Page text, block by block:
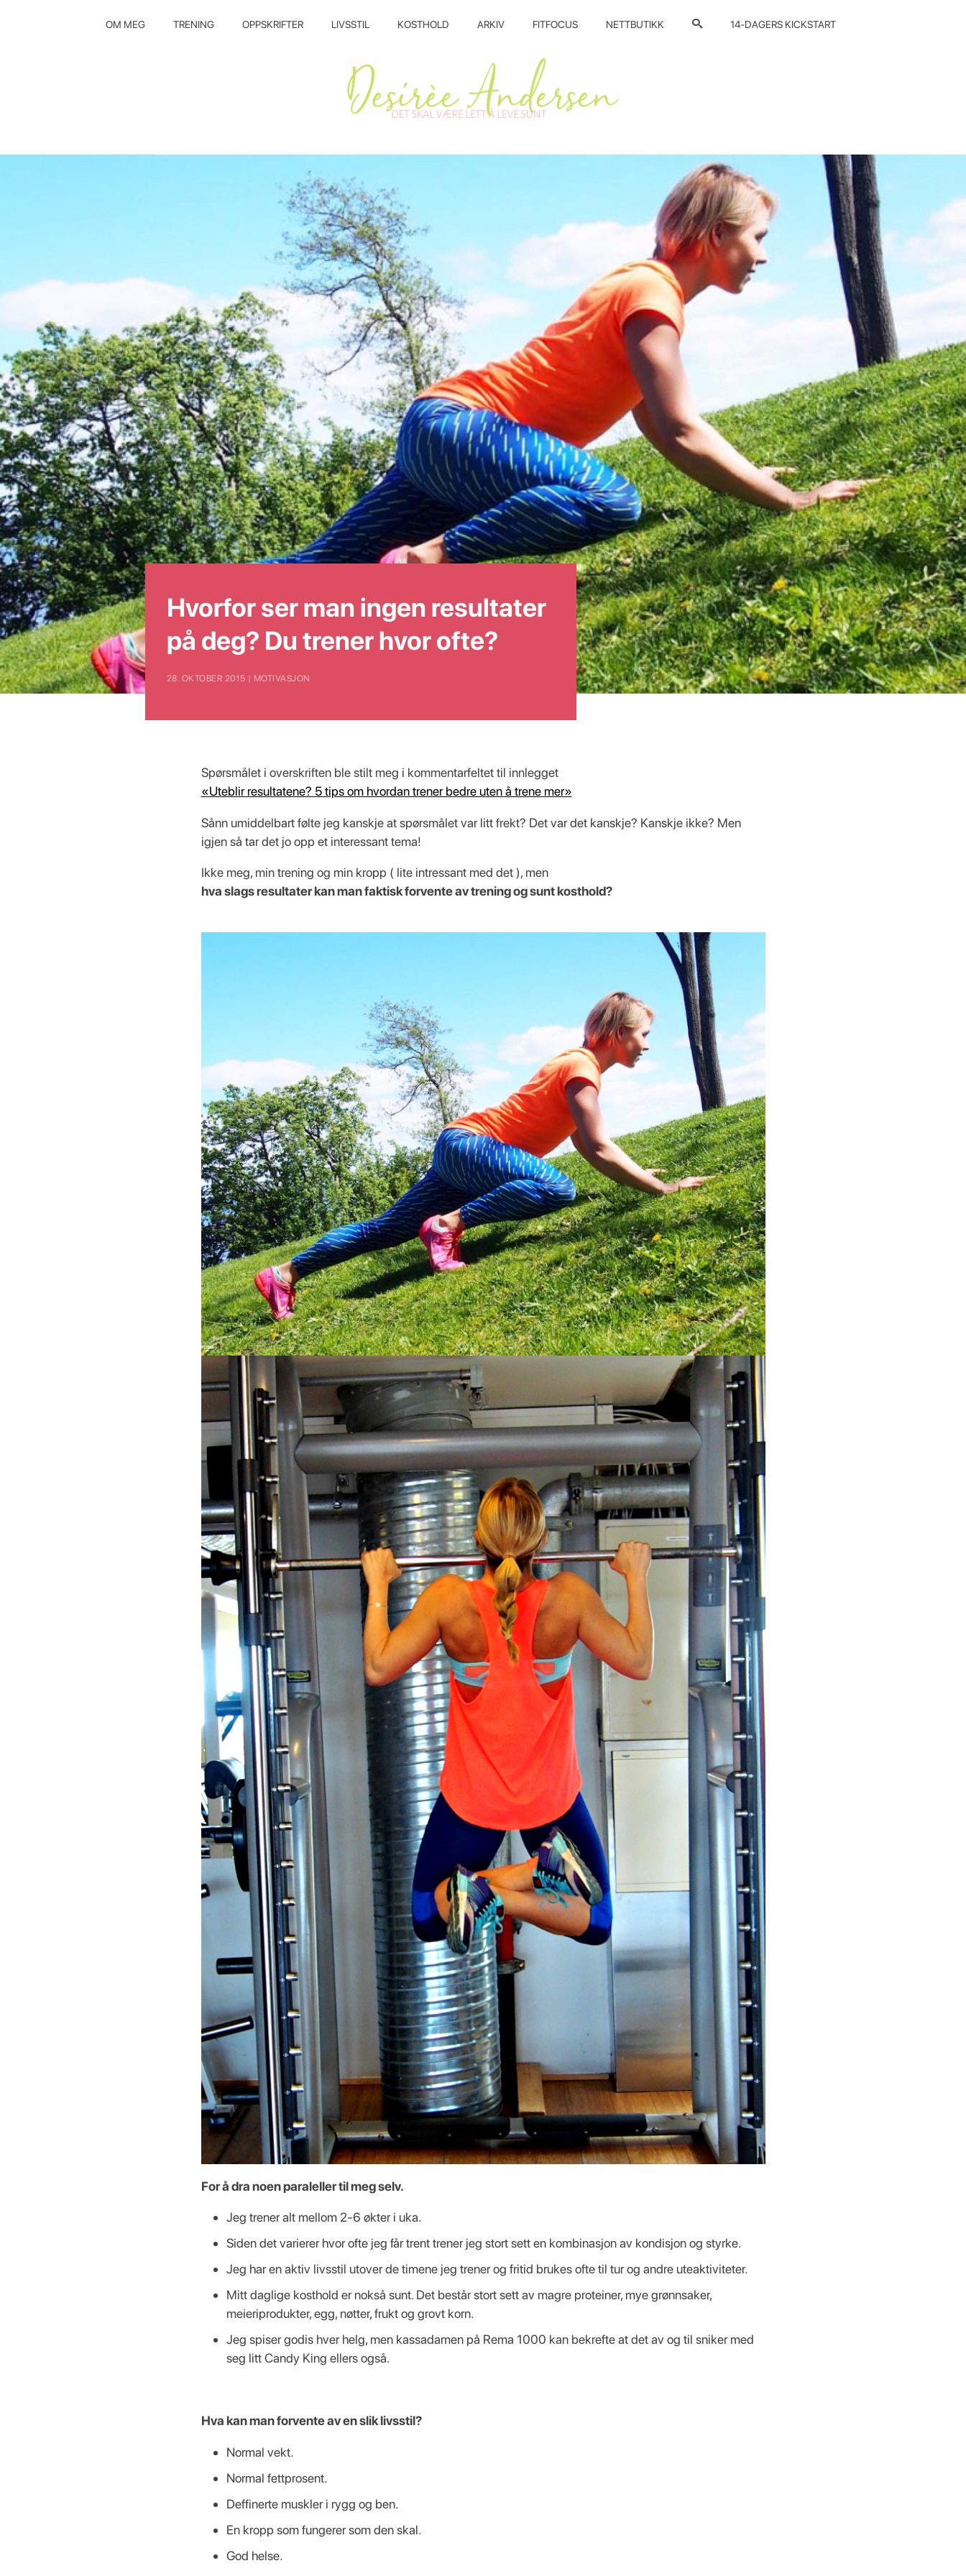
OM MEG TRENING OPPSKRIFTER LIVSSTIL KOSTHOLD ARKIV FITFOCUS NETTBUTIKK 14-DAGERS KICKSTART
Hvorfor ser man ingen resultater
på deg? Du trener hvor ofte?
28. OKTOBER 2015 | MOTIVASJON
Spørsmålet i overskriften ble stilt meg i kommentarfeltet til innlegget
«Uteblir resultatene? 5 tips om hvordan trener bedre uten å trene mer»
Sånn umiddelbart følte jeg kanskje at spørsmålet var litt frekt? Det var det kanskje? Kanskje ikke? Men
igjen så tar det jo opp et interessant tema!
Ikke meg, min trening og min kropp ( lite intressant med det ), men
hva slags resultater kan man faktisk forvente av trening og sunt kosthold?
For å dra noen paraleller til meg selv.
Jeg trener alt mellom 2-6 økter i uka.
Siden det varierer hvor ofte jeg får trent trener jeg stort sett en kombinasjon av kondisjon og styrke.
Jeg har en aktiv livsstil utover de timene jeg trener og fritid brukes ofte til tur og andre uteaktiviteter.
Mitt daglige kosthold er nokså sunt. Det består stort sett av magre proteiner, mye grønnsaker,
meieriprodukter, egg, nøtter, frukt og grovt korn.
Jeg spiser godis hver helg, men kassadamen på Rema 1000 kan bekrefte at det av og til sniker med
seg litt Candy King ellers også.
Hva kan man forvente av en slik livsstil?
Normal vekt.
Normal fettprosent.
Deffinerte muskler i rygg og ben.
En kropp som fungerer som den skal.
God helse.